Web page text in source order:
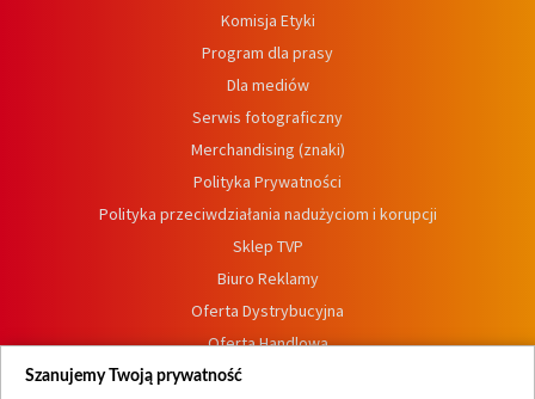
Komisja Etyki
Program dla prasy
Dla mediów
Serwis fotograficzny
Merchandising (znaki)
Polityka Prywatności
Polityka przeciwdziałania nadużyciom i korupcji
Sklep TVP
Biuro Reklamy
Oferta Dystrybucyjna
Oferta Handlowa
Dostępność
Szanujemy Twoją prywatność